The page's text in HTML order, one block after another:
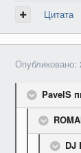
Цитата
Опубликовано:
PavelS
DJ